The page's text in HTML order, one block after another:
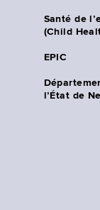
Santé de
(Child
EPIC
l’État de